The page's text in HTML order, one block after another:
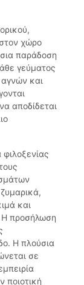
χώρο
παράδοση
γεύματος
και
αποδίδεται
φιλοξενίας
και
Η προσήλωση
Η πλούσια
σε
ποιοτική